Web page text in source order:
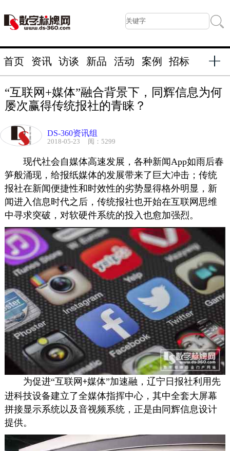
首页 资讯 访谈 新品 活动 案例 招标
“互联网+媒体”融合背景下，同辉信息为何
屡次赢得传统报社的青睐？
DS-360资讯组
2018-05-23 阅：5299
现代社会自媒体高速发展，各种新闻App如雨后春
笋般涌现，给报纸媒体的发展带来了巨大冲击；传统
报社在新闻便捷性和时效性的劣势显得格外明显，新
闻进入信息时代之后，传统报社也开始在互联网思维
中寻求突破， 对软硬件系统的投入也愈加强烈。
为促进“互联网+媒体”加速融， 辽宁日报社利用先
进科技设备建立了全媒体指挥中心，其中全套大屏幕
拼接显示系统以及音视频系统， 正是由 同辉信息设计
提供。